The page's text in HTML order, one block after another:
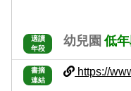
適讀
年段
幼兒園 低
書摘
連結
https://